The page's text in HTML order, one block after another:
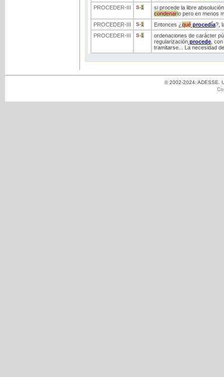
PROCEDER-III S-1
si procede la libre
condenarlo pero en menos
PROCEDER-III S-1 Entonces ¿ quéprocedía?,
PROCEDER-III S-1
ordenaciones de carácter
regularizaciónprocede, con
tramitarse... La necesidad
© 2002-2024: ADESSE.